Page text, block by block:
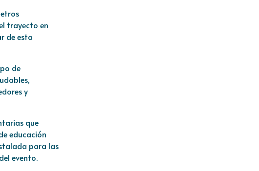
trayecto en
de esta
de
y
que
educación
para las
evento.